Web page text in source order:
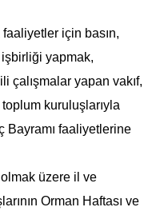
için basın,
yapmak,
çalışmalar yapan vakıf,
kuruluşlarıyla
Bayramı faaliyetlerine
üzere il ve
Orman Haftası ve